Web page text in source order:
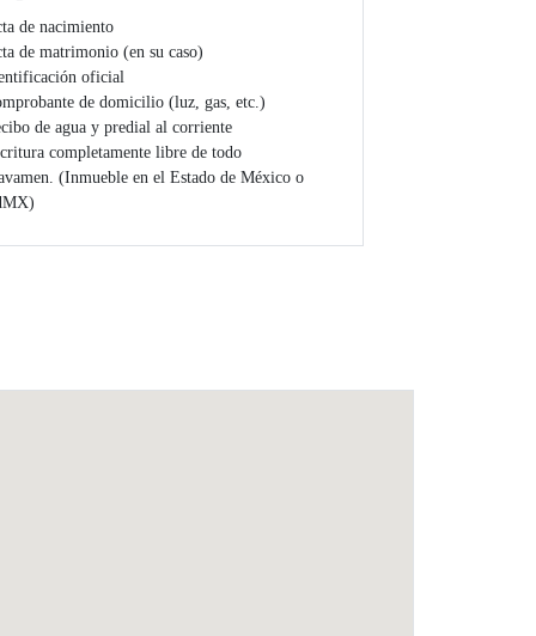
de nacimiento
de matrimonio (en su caso)
oficial
de domicilio (luz, gas, etc.)
de agua y predial al corriente
completamente libre de todo
(Inmueble en el Estado de México o